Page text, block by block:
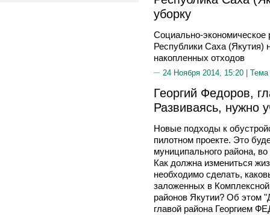
уборку
Социально-экономическое
Республики Саха (Якутия)
накопленных отходов
24 Ноября 2014, 15:20 | Тема
Георгий Федоров,
Развиваясь, нужно
Новые подходы к
пилотном проекте. Это
муниципального района,
Как должна измениться
необходимо сделать,
заложенных в Комплексной
районов Якутии? Об этом
главой района Георгием